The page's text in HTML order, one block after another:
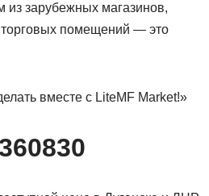
зарубежных магазинов,
торговых помещений — это
вместе с LiteMF Market!»